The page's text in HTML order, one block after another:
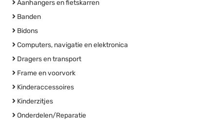
Aanhangers en fietskarren
Banden
Bidons
Computers, navigatie en elektronica
Dragers en transport
Frame en voorvork
Kinderaccessoires
Kinderzitjes
Onderdelen/Reparatie